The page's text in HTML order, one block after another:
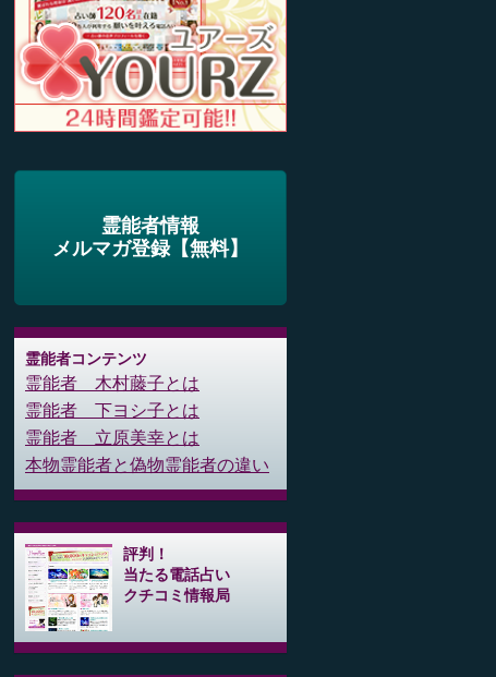
霊能者情報
メルマガ登録【無料】
霊能者コンテンツ
霊能者 木村藤子とは
霊能者 下ヨシ子とは
霊能者 立原美幸とは
本物霊能者と偽物霊能者の違い
評判！
当たる電話占い
クチコミ情報局